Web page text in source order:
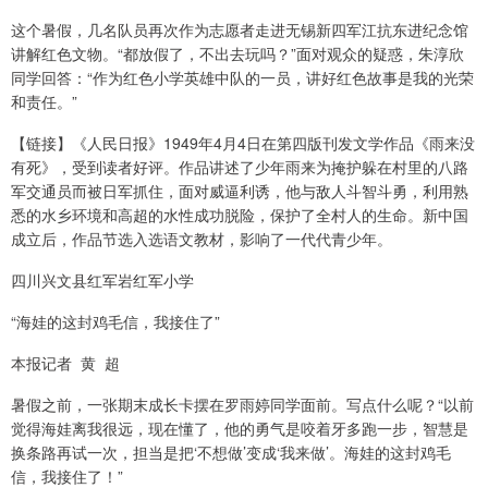
这个暑假，几名队员再次作为志愿者走进无锡新四军江抗东进纪念馆
讲解红色文物。“都放假了，不出去玩吗？”面对观众的疑惑，朱淳欣
同学回答：“作为红色小学英雄中队的一员，讲好红色故事是我的光荣
和责任。”
【链接】《人民日报》1949年4月4日在第四版刊发文学作品《雨来没
有死》，受到读者好评。作品讲述了少年雨来为掩护躲在村里的八路
军交通员而被日军抓住，面对威逼利诱，他与敌人斗智斗勇，利用熟
悉的水乡环境和高超的水性成功脱险，保护了全村人的生命。新中国
成立后，作品节选入选语文教材，影响了一代代青少年。
四川兴文县红军岩红军小学
“海娃的这封鸡毛信，我接住了”
本报记者 黄 超
暑假之前，一张期末成长卡摆在罗雨婷同学面前。写点什么呢？“以前
觉得海娃离我很远，现在懂了，他的勇气是咬着牙多跑一步，智慧是
换条路再试一次，担当是把‘不想做’变成‘我来做’。海娃的这封鸡毛
信，我接住了！”